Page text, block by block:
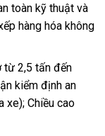
toàn kỹ thuật và
hàng hóa không
từ 2,5 tấn đến
kiểm định an
xe); Chiều cao